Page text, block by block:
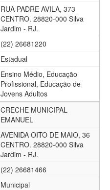
RUA PADRE AVILA, 373
CENTRO. 28820-000 Silva
Jardim - RJ.
(22) 26681220
Estadual
Ensino Médio, Educação
Profissional, Educação de
Jovens Adultos
CRECHE MUNICIPAL
EMANUEL
AVENIDA OITO DE MAIO, 36
CENTRO. 28820-000 Silva
Jardim - RJ.
(22) 26681466
Municipal